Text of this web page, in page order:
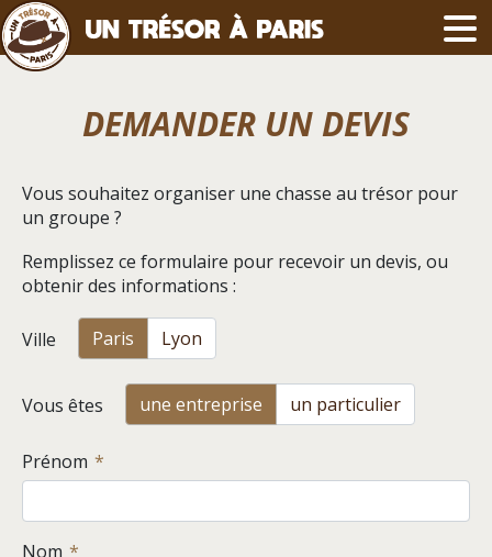
DEMANDER UN DEVIS
Vous souhaitez organiser une chasse au trésor pour
un groupe ?
Remplissez ce formulaire pour recevoir un devis, ou
obtenir des informations :
Ville Paris Lyon
Vous êtes une entreprise un particulier
Prénom
Nom